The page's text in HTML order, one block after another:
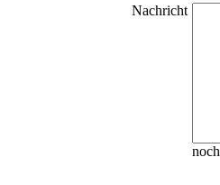
Nachricht
noch